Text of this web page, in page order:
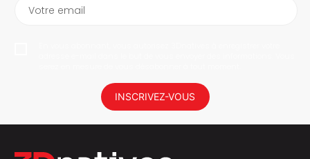
Votre email
INSCRIVEZ-VOUS